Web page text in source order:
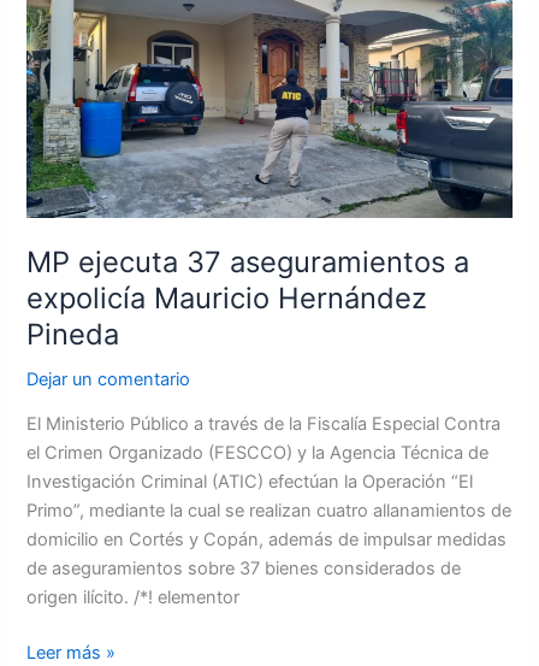
MP ejecuta 37 aseguramientos a
expolicía Mauricio Hernández
Pineda
Dejar un comentario
El Ministerio Público a través de la Fiscalía Especial Contra
el Crimen Organizado (FESCCO) y la Agencia Técnica de
Investigación Criminal (ATIC) efectúan la Operación “El
Primo”, mediante la cual se realizan cuatro allanamientos de
domicilio en Cortés y Copán, además de impulsar medidas
de aseguramientos sobre 37 bienes considerados de
origen ilícito. /*! elementor
37
aseguramientos
a
expolicía
Mauricio
Hernández
Pineda
Leer más »